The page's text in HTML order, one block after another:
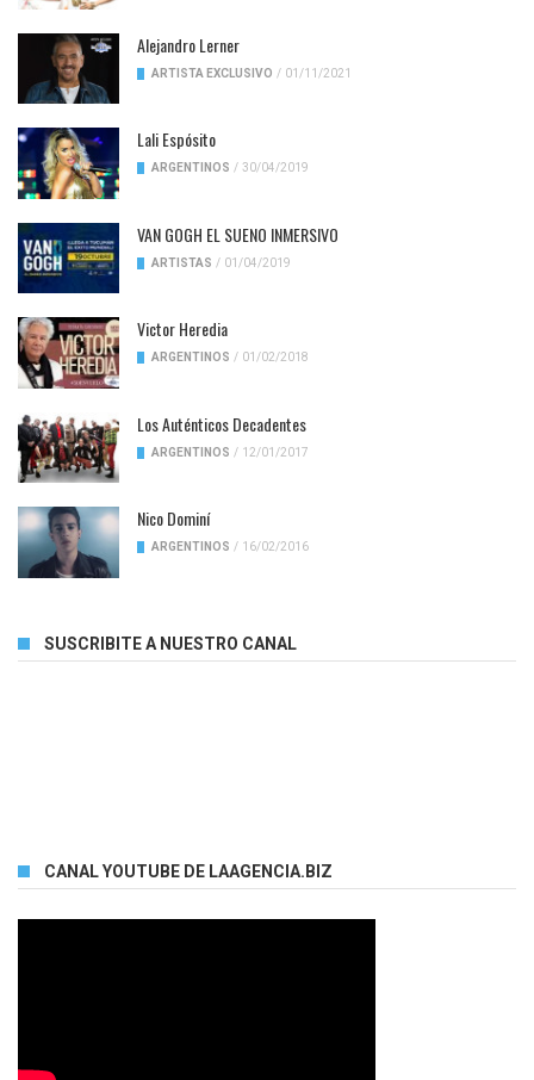
Alejandro Lerner
ARTISTA EXCLUSIVO / 01/11/2021
Lali Espósito
ARGENTINOS / 30/04/2019
VAN GOGH EL SUENO INMERSIVO
ARTISTAS / 01/04/2019
Victor Heredia
ARGENTINOS / 01/02/2018
Los Auténticos Decadentes
ARGENTINOS / 12/01/2017
Nico Dominí
ARGENTINOS / 16/02/2016
SUSCRIBITE A NUESTRO CANAL
CANAL YOUTUBE DE LAAGENCIA.BIZ